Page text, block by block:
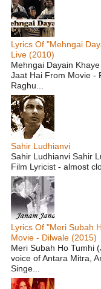
Lyrics Of "Mehngai
Live (2010)
Mehngai Dayain
Jaat Hai From Movie -
Raghu...
Sahir Ludhianvi
Sahir Ludhianvi Sahir
Film Lyricist - almost
Lyrics Of "Meri Subah
Movie - Dilwale (2015)
Meri Subah Ho Tumhi
voice of Antara Mitra,
Singe...